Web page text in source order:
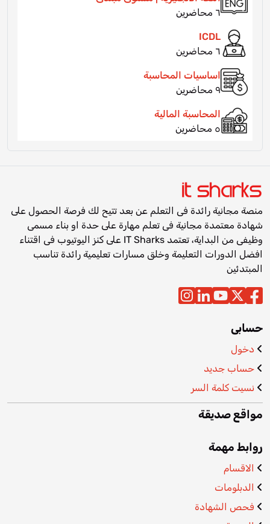
٦ محاضرين
ICDL
٦ محاضرين
اساسيات المحاسبة
٩ محاضرين
المحاسبة المالية
٥ محاضرين
منصة مجانية رائدة فى التعلم عن بعد تتيح لك فرصة الحصول على
شهادة معتمدة مجانية فى تعلم مهارة على حدة او بناء مسمى
وظيفى من البداية، تعتمد IT Sharks على كنز اليوتيوب فى اقتناء
افضل الدورات التعليمة وخلق مسارات تعليمية رائدة تناسب
المبتدئين
حسابى
دخول
حساب جديد
نسيت كلمة السر
مواقع صديقة
روابط مهمة
الاقسام
الدبلومات
فحص الشهادة